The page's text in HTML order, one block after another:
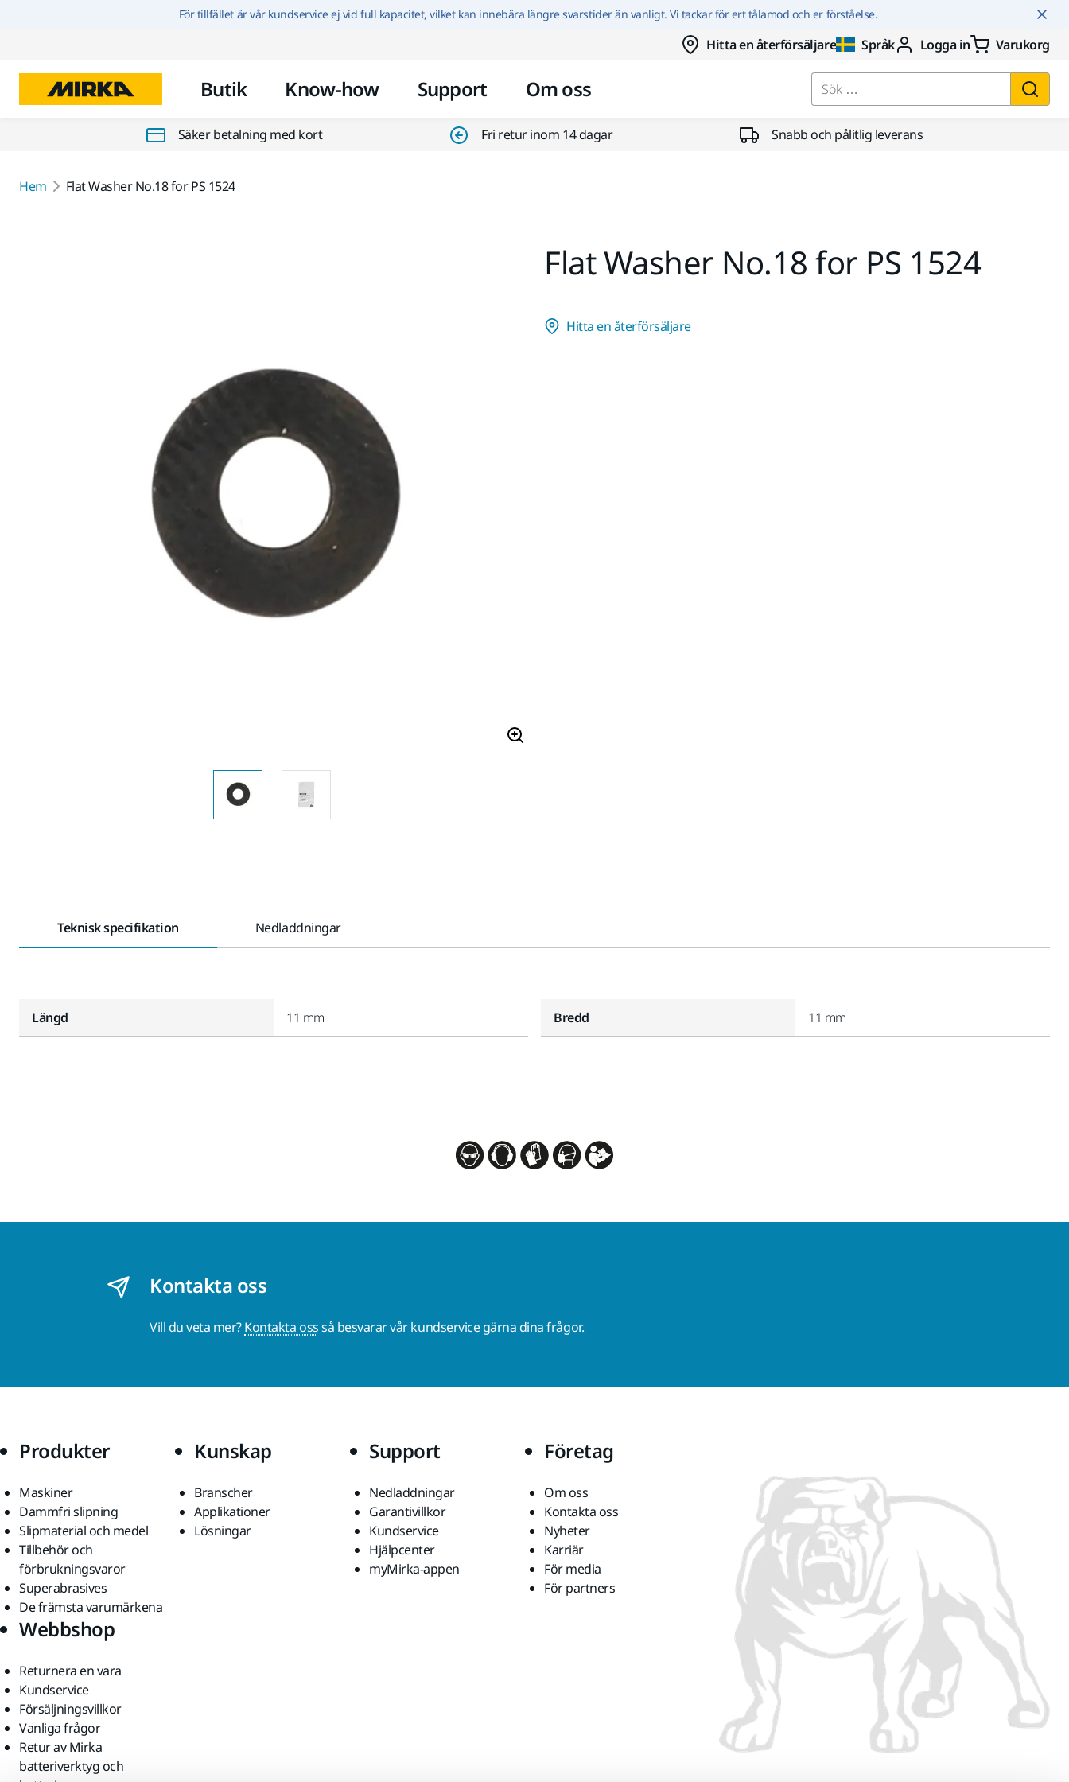
Hoppa till innehållet
För tillfället är vår kundservice ej vid full kapacitet, vilket kan innebära längre svarstider än vanligt. Vi tackar för ert tålamod och er förståelse.
Hitta en återförsäljare Språk Logga in Varukorg
Butik Know-how Support Om oss Sök …
Säker betalning med kort Fri retur inom 14 dagar Snabb och pålitlig leverans
Hem Flat Washer No.18 for PS 1524
Flat Washer No.18 for PS 1524
Hitta en återförsäljare
Teknisk specifikation Nedladdningar
Längd 11 mm Bredd 11 mm
Kontakta oss
Vill du veta mer?Kontakta ossså besvarar vår kundservice gärna dina frågor.
Produkter
Maskiner
Dammfri slipning
Slipmaterial och medel
Tillbehör och
förbrukningsvaror
Superabrasives
De främsta varumärkena
Kunskap
Branscher
Applikationer
Lösningar
Support
Nedladdningar
Garantivillkor
Kundservice
Hjälpcenter
myMirka-appen
Företag
Om oss
Kontakta oss
Nyheter
Karriär
För media
För partners
Webbshop
Returnera en vara
Kundservice
Försäljningsvillkor
Vanliga frågor
Retur av Mirka
batteriverktyg och